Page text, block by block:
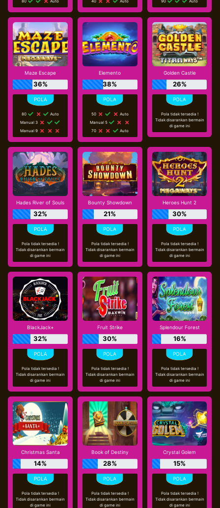
Maze Escape
36%
80
Auto
Manual 3
Manual 9
Elemento
38%
50
Auto
Manual 5
70
Auto
Golden Castle
26%
Pola tidak tersedia !
Tidak disarankan bermain
di game ini
Hades River of Souls
32%
Pola tidak tersedia !
Tidak disarankan bermain
di game ini
Bounty Showdown
21%
Pola tidak tersedia !
Tidak disarankan bermain
di game ini
Heroes Hunt 2
30%
Pola tidak tersedia !
Tidak disarankan bermain
di game ini
BlackJack+
32%
Pola tidak tersedia !
Tidak disarankan bermain
di game ini
Fruit Strike
30%
Pola tidak tersedia !
Tidak disarankan bermain
di game ini
Splendour Forest
16%
Pola tidak tersedia !
Tidak disarankan bermain
di game ini
Christmas Santa
14%
Pola tidak tersedia !
Tidak disarankan bermain
di game ini
Book of Destiny
28%
Pola tidak tersedia !
Tidak disarankan bermain
di game ini
Crystal Golem
15%
Pola tidak tersedia !
Tidak disarankan bermain
di game ini